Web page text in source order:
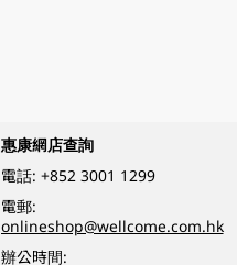
惠康網店查詢
電話: +852 3001 1299
電郵:
onlineshop@wellcome.com.hk
辦公時間: